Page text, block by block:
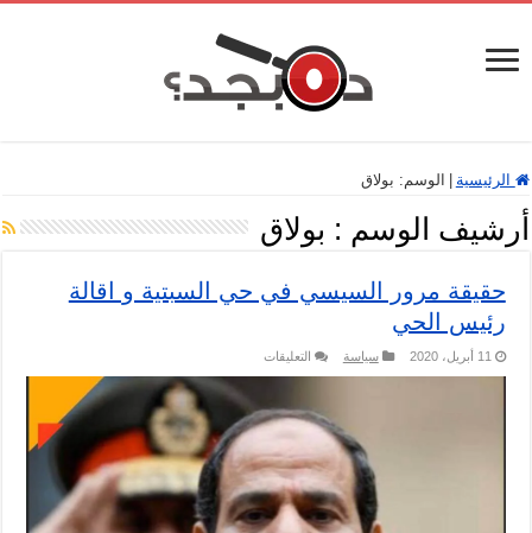
الرئيسية الوسم: بولاق
أرشيف الوسم : بولاق
حقيقة مرور السيسي في حي السبتية و اقالة
رئيس الحي
11 أبريل، 2020 سياسة التعليقات
السيسي
في
حي
السبتية
و
اقالة
رئيس
الحي
مغلقة